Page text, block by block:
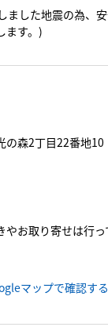
ました地震の為、
ます。)
の森2丁目22番地
やお取り寄せは行
マップで確認する